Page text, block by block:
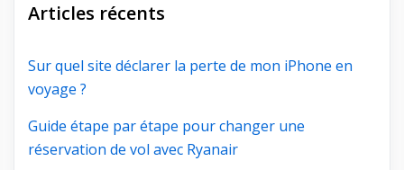
Articles récents
Sur quel site déclarer la perte de mon iPhone en
voyage ?
Guide étape par étape pour changer une
réservation de vol avec Ryanair